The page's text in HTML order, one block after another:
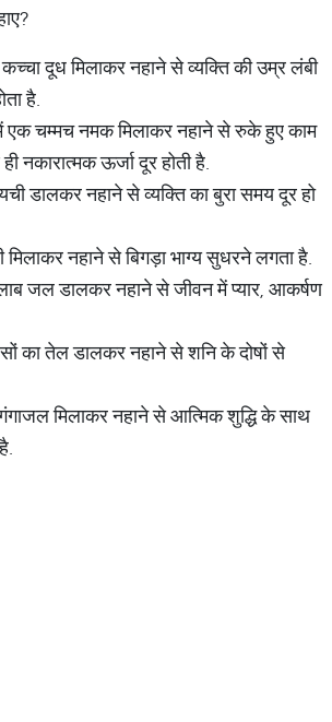
कच्चा दूध मिलाकर नहाने से व्यक्ति की उम्र लंबी
है.
एक चम्मच नमक मिलाकर नहाने से रुके हुए काम
नकारात्मक ऊर्जा दूर होती है.
डालकर नहाने से व्यक्ति का बुरा समय दूर हो
मिलाकर नहाने से बिगड़ा भाग्य सुधरने लगता है.
जल डालकर नहाने से जीवन में प्यार, आकर्षण
का तेल डालकर नहाने से शनि के दोषों से
गंगाजल मिलाकर नहाने से आत्मिक शुद्धि के साथ